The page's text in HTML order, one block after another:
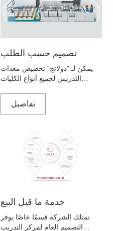
تصميم حسب الطلب
يمكن لـ "دولانج" تخصيص معدات
التدريس لجميع أنواع الكليات
لتصميم خطط الدروس وأساليب
إدارة التكنولوجيا التجريبية ؛ إجراء
من التدريس والتدريب في البناء
تفاصيل
خدمة ما قبل البيع
تمتلك الشركة قسمًا خاصًا يوفر
التصميم العام لمركز التدريب